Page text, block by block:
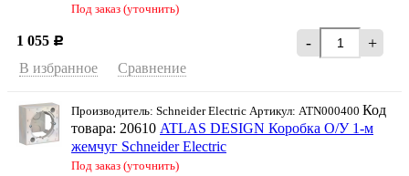
Под заказ (уточнить)
1 055 Р - +
В избранное Сравнение
Производитель: Schneider Electriс Артикул: ATN000400 Код
товара: 20610 ATLAS DESIGN Коробка О/У 1-м
жемчуг Schneider Еleсtric
Под заказ (уточнить)